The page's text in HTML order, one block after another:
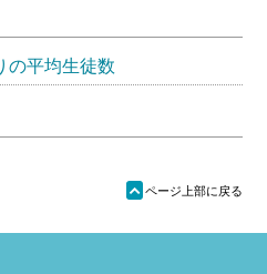
の平均生徒数
ü ページ上部に戻る